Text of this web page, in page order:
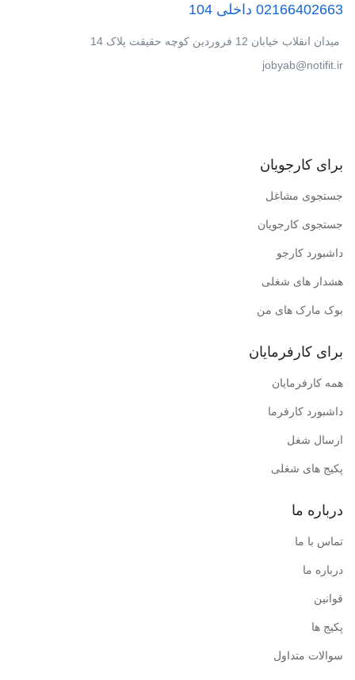
02166402663 داخلی 104
jobyab@notifit.ir
برای کارجویان
جستجوی مشاغل
جستجوی کارجویان
داشبورد کارجو
هشدار های شغلی
بوک مارک های من
برای کارفرمایان
همه کارفرمایان
داشبورد کارفرما
ارسال شغل
پکیج های شغلی
درباره ما
تماس با ما
درباره ما
قوانین
پکیج ها
سوالات متداول